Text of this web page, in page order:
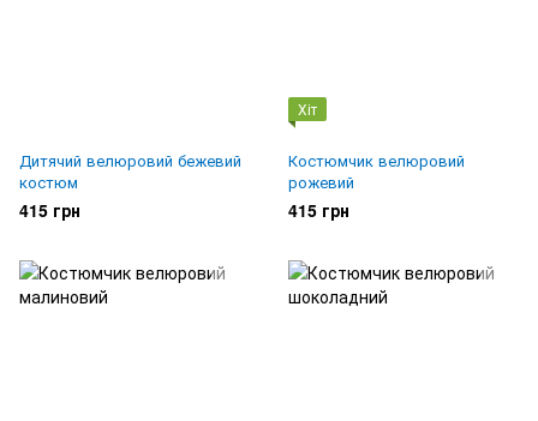
Дитячий велюровий бежевий
костюм
415 грн
Хіт
Костюмчик велюровий
рожевий
415 грн